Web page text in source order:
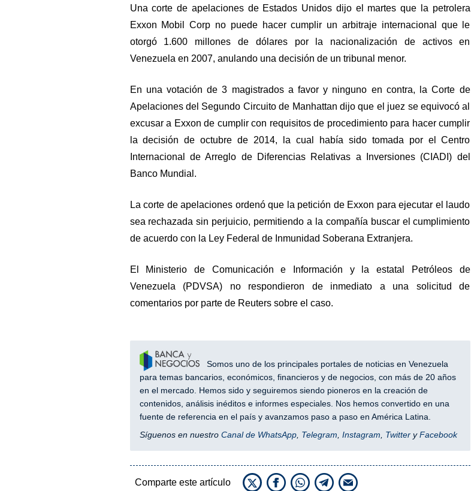
Una corte de apelaciones de Estados Unidos dijo el martes que la petrolera
Exxon Mobil Corp no puede hacer cumplir un arbitraje internacional que le
otorgó 1.600 millones de dólares por la nacionalización de activos en
Venezuela en 2007, anulando una decisión de un tribunal menor.
En una votación de 3 magistrados a favor y ninguno en contra, la Corte de
Apelaciones del Segundo Circuito de Manhattan dijo que el juez se equivocó al
excusar a Exxon de cumplir con requisitos de procedimiento para hacer cumplir
la decisión de octubre de 2014, la cual había sido tomada por el Centro
Internacional de Arreglo de Diferencias Relativas a Inversiones (CIADI) del
Banco Mundial.
La corte de apelaciones ordenó que la petición de Exxon para ejecutar el laudo
sea rechazada sin perjuicio, permitiendo a la compañía buscar el cumplimiento
de acuerdo con la Ley Federal de Inmunidad Soberana Extranjera.
El Ministerio de Comunicación e Información y la estatal Petróleos de
Venezuela (PDVSA) no respondieron de inmediato a una solicitud de
comentarios por parte de Reuters sobre el caso.
Somos uno de los principales portales de noticias en Venezuela
para temas bancarios, económicos, financieros y de negocios, con más de 20 años
en el mercado. Hemos sido y seguiremos siendo pioneros en la creación de
contenidos, análisis inéditos e informes especiales. Nos hemos convertido en una
fuente de referencia en el país y avanzamos paso a paso en América Latina.
Síguenos en nuestro Canal de WhatsApp, Telegram, Instagram, TwitteryFacebook
Comparte este artículo